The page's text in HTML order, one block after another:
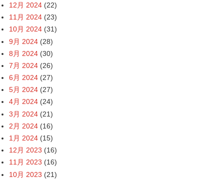
12月 2024 (22)
11月 2024 (23)
10月 2024 (31)
9月 2024 (28)
8月 2024 (30)
7月 2024 (26)
6月 2024 (27)
5月 2024 (27)
4月 2024 (24)
3月 2024 (21)
2月 2024 (16)
1月 2024 (15)
12月 2023 (16)
11月 2023 (16)
10月 2023 (21)